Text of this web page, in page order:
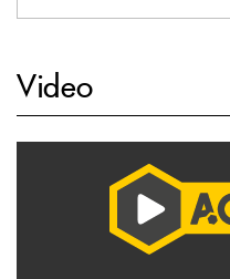
Video